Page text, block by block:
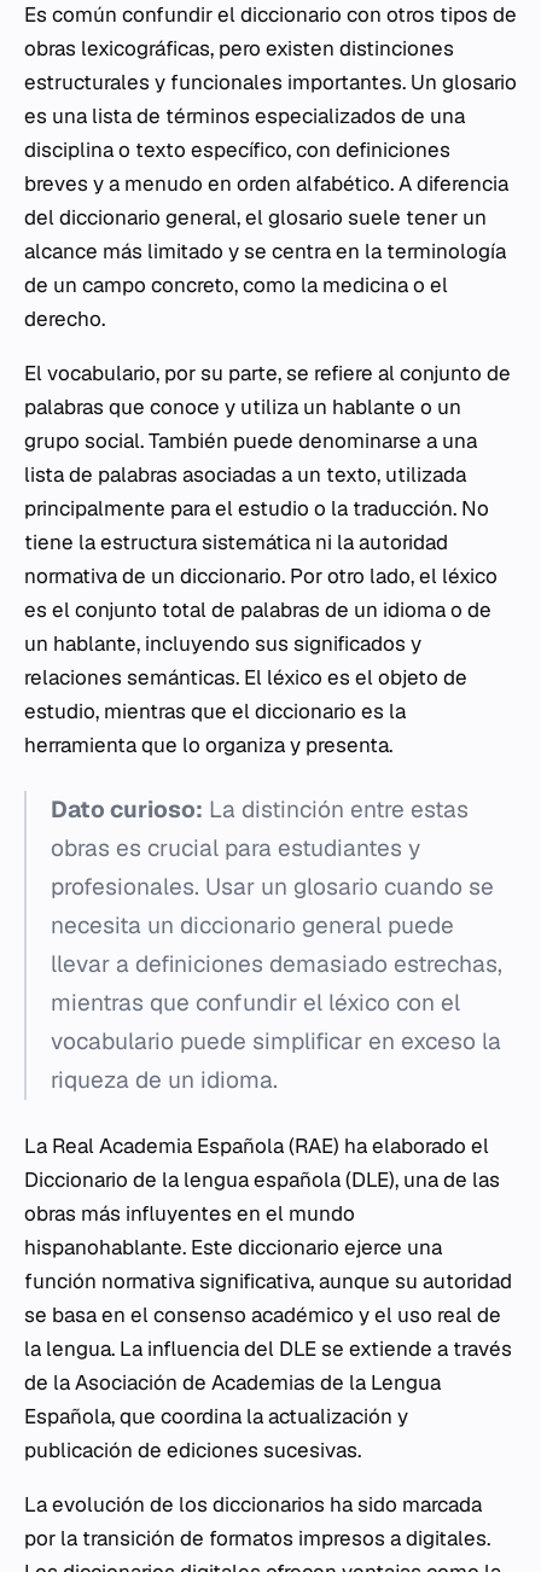
Es común confundir el diccionario con otros tipos de
obras lexicográficas, pero existen distinciones
estructurales y funcionales importantes. Un glosario
es una lista de términos especializados de una
disciplina o texto específico, con definiciones
breves y a menudo en orden alfabético. A diferencia
del diccionario general, el glosario suele tener un
alcance más limitado y se centra en la terminología
de un campo concreto, como la medicina o el
derecho.
El vocabulario, por su parte, se refiere al conjunto de
palabras que conoce y utiliza un hablante o un
grupo social. También puede denominarse a una
lista de palabras asociadas a un texto, utilizada
principalmente para el estudio o la traducción. No
tiene la estructura sistemática ni la autoridad
normativa de un diccionario. Por otro lado, el léxico
es el conjunto total de palabras de un idioma o de
un hablante, incluyendo sus significados y
relaciones semánticas. El léxico es el objeto de
estudio, mientras que el diccionario es la
herramienta que lo organiza y presenta.
Dato curioso: La distinción entre estas
obras es crucial para estudiantes y
profesionales. Usar un glosario cuando se
necesita un diccionario general puede
llevar a definiciones demasiado estrechas,
mientras que confundir el léxico con el
vocabulario puede simplificar en exceso la
riqueza de un idioma.
La Real Academia Española (RAE) ha elaborado el
Diccionario de la lengua española (DLE), una de las
obras más influyentes en el mundo
hispanohablante. Este diccionario ejerce una
función normativa significativa, aunque su autoridad
se basa en el consenso académico y el uso real de
la lengua. La influencia del DLE se extiende a través
de la Asociación de Academias de la Lengua
Española, que coordina la actualización y
publicación de ediciones sucesivas.
La evolución de los diccionarios ha sido marcada
por la transición de formatos impresos a digitales.